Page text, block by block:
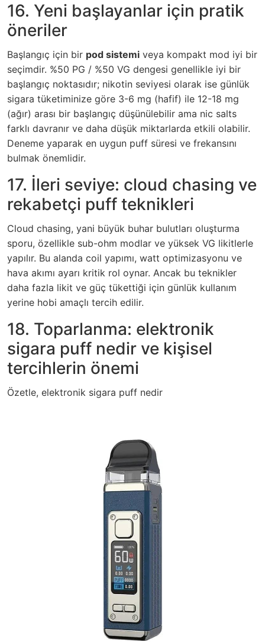
16. Yeni başlayanlar için pratik
öneriler
Başlangıç için bir pod sistemi veya kompakt mod iyi bir
seçimdir. %50 PG / %50 VG dengesi genellikle iyi bir
başlangıç noktasıdır; nikotin seviyesi olarak ise günlük
sigara tüketiminize göre 3-6 mg (hafif) ile 12-18 mg
(ağır) arası bir başlangıç düşünülebilir ama nic salts
farklı davranır ve daha düşük miktarlarda etkili olabilir.
Deneme yaparak en uygun puff süresi ve frekansını
bulmak önemlidir.
17. İleri seviye: cloud chasing ve
rekabetçi puff teknikleri
Cloud chasing, yani büyük buhar bulutları oluşturma
sporu, özellikle sub-ohm modlar ve yüksek VG likitlerle
yapılır. Bu alanda coil yapımı, watt optimizasyonu ve
hava akımı ayarı kritik rol oynar. Ancak bu teknikler
daha fazla likit ve güç tükettiği için günlük kullanım
yerine hobi amaçlı tercih edilir.
18. Toparlanma: elektronik
sigara puff nedir ve kişisel
tercihlerin önemi
Özetle, elektronik sigara puff nedir